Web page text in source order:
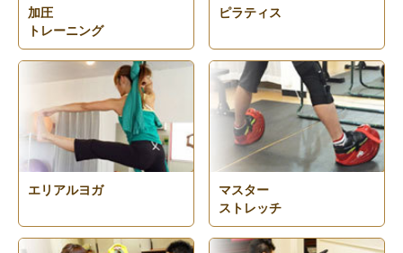
休業期間の延長に関して
もっと見る>>>
加圧
トレーニング
ピラティス
エリアルヨガ
マスター
ストレッチ